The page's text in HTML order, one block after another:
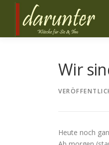
springen
Wir
Heute noch